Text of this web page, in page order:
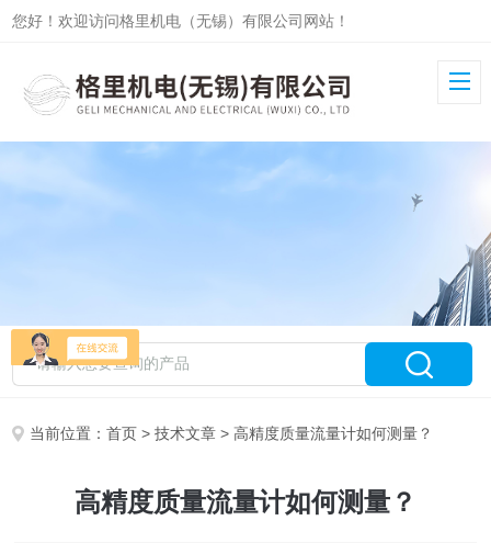
您好！欢迎访问格里机电（无锡）有限公司网站！
当前位置：首页 >技术文章 > 高精度质量流量计如何测量？
高精度质量流量计如何测量？